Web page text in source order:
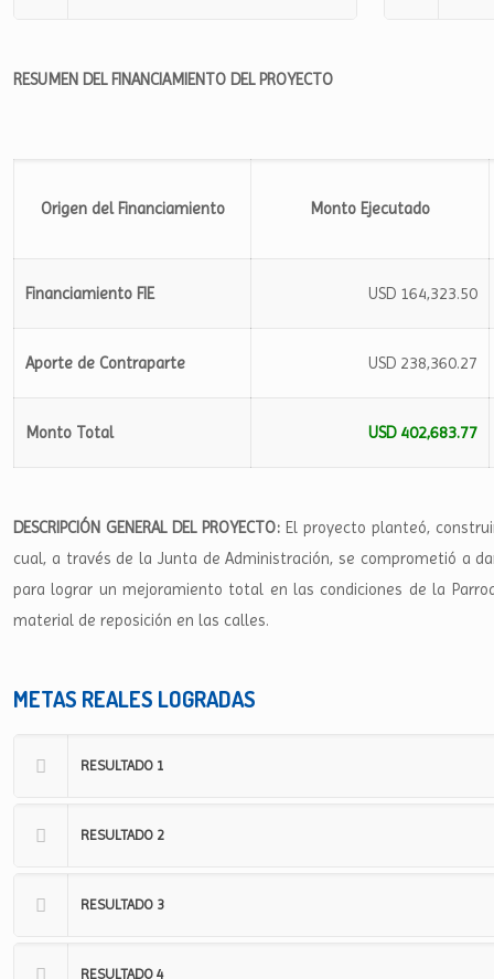
RESUMEN DEL FINANCIAMIENTO DEL PROYECTO
Origen del Financiamiento Monto Ejecutado
Financiamiento FIE USD 164,323.50
Aporte de Contraparte USD 238,360.27
Monto Total USD 402,683.77
DESCRIPCIÓN GENERAL DEL PROYECTO: El proyecto planteó,
cual, a través de la Junta de Administración, se comprometió a
para lograr un mejoramiento total en las condiciones de la
material de reposición en las calles.
METAS REALES LOGRADAS
RESULTADO 1
RESULTADO 2
RESULTADO 3
RESULTADO 4